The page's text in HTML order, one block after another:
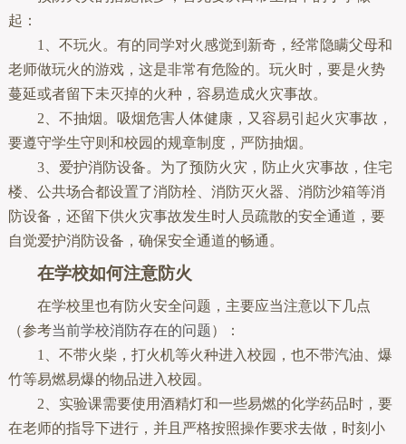
起：
1、不玩火。有的同学对火感觉到新奇，经常隐瞒父母和
老师做玩火的游戏，这是非常有危险的。玩火时，要是火势
蔓延或者留下未灭掉的火种，容易造成火灾事故。
2、不抽烟。吸烟危害人体健康，又容易引起火灾事故，
要遵守学生守则和校园的规章制度，严防抽烟。
3、爱护消防设备。为了预防火灾，防止火灾事故，住宅
楼、公共场合都设置了消防栓、消防灭火器、消防沙箱等消
防设备，还留下供火灾事故发生时人员疏散的安全通道，要
自觉爱护消防设备，确保安全通道的畅通。
在学校如何注意防火
在学校里也有防火安全问题，主要应当注意以下几点
（参考当前学校消防存在的问题）：
1、不带火柴，打火机等火种进入校园，也不带汽油、爆
竹等易燃易爆的物品进入校园。
2、实验课需要使用酒精灯和一些易燃的化学药品时，要
在老师的指导下进行，并且严格按照操作要求去做，时刻小